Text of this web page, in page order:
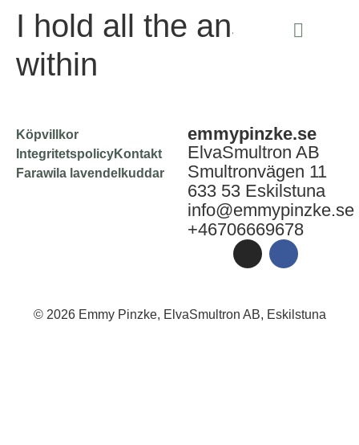
I hold all the answers
within
emmypinzke.se
ElvaSmultron AB
Smultronvägen 11
633 53 Eskilstuna
info@emmypinzke.se
+46706669678
Köpvillkor
IntegritetspolicyKontakt
Farawila lavendelkuddar
© 2026 Emmy Pinzke, ElvaSmultron AB, Eskilstuna